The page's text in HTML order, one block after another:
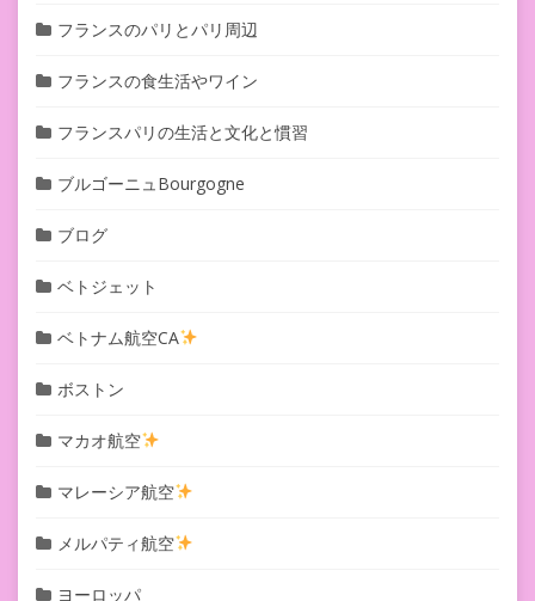
フランスのパリとパリ周辺
フランスの食生活やワイン
フランスパリの生活と文化と慣習
ブルゴーニュBourgogne
ブログ
ベトジェット
ベトナム航空CA
ボストン
マカオ航空
マレーシア航空
メルパティ航空
ヨーロッパ